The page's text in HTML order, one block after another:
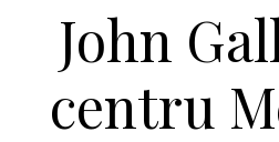
John
centru